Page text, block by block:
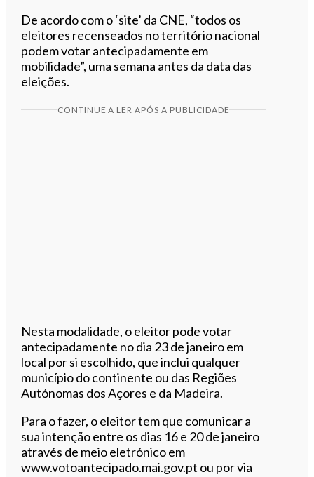
De acordo com o ‘site’ da CNE, “todos os
eleitores recenseados no território nacional
podem votar antecipadamente em
mobilidade”, uma semana antes da data das
eleições.
CONTINUE A LER APÓS A PUBLICIDADE
Nesta modalidade, o eleitor pode votar
antecipadamente no dia 23 de janeiro em
local por si escolhido, que inclui qualquer
município do continente ou das Regiões
Autónomas dos Açores e da Madeira.
Para o fazer, o eleitor tem que comunicar a
sua intenção entre os dias 16 e 20 de janeiro
através de meio eletrónico em
www.votoantecipado.mai.gov.pt ou por via